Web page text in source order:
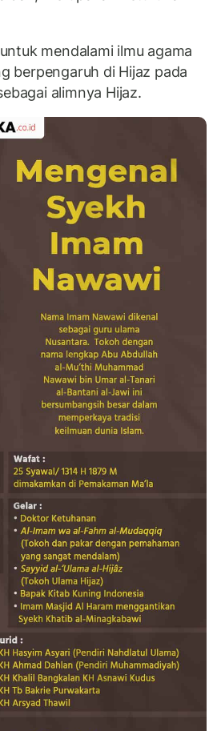
mendalami ilmu agama
berpengaruh di Hijaz pada
alimnya Hijaz.